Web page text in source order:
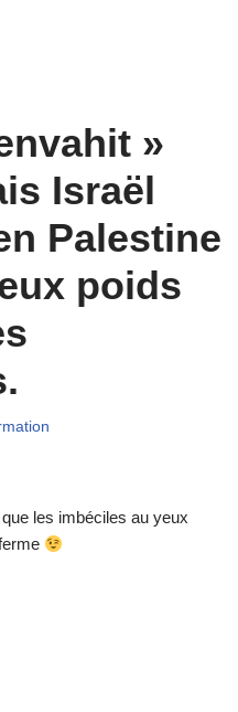
»
Israël
Palestine
poids
que les imbéciles au yeux